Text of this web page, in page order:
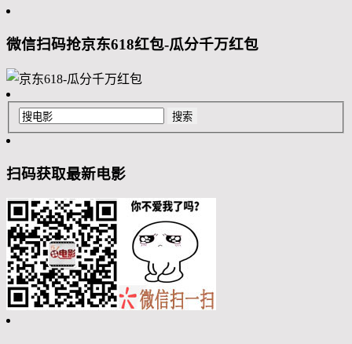
微信扫码抢京东618红包-瓜分千万红包
扫码获取最新电影